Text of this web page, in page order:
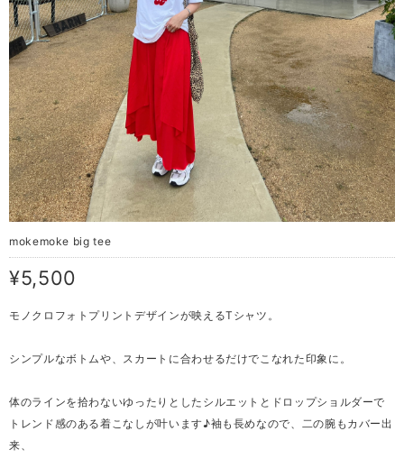
mokemoke big tee
¥5,500
モノクロフォトプリントデザインが映えるTシャツ。
シンプルなボトムや、スカートに合わせるだけでこなれた印象に。
体のラインを拾わないゆったりとしたシルエットとドロップショルダーで
トレンド感のある着こなしが叶います♪袖も長めなので、二の腕もカバー出
来、